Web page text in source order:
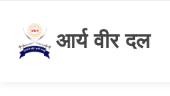
आर्य वीर दल